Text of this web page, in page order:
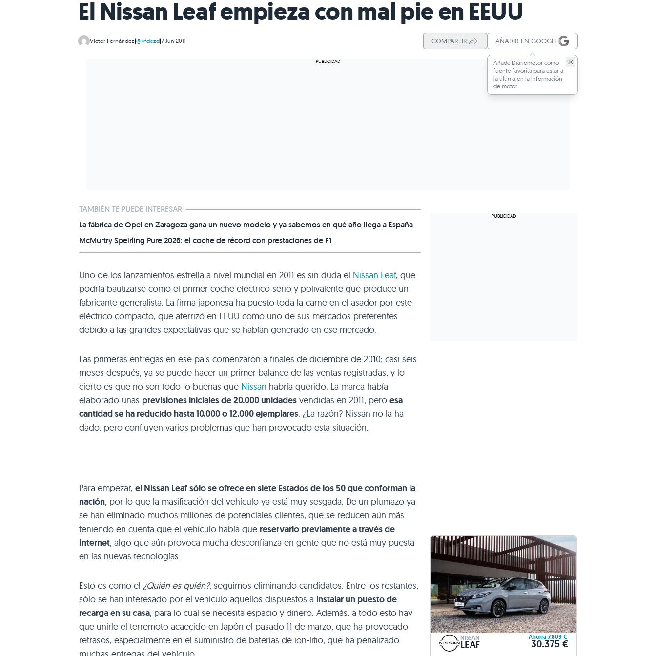
El Nissan Leaf empieza con mal pie en EEUU
Víctor Fernández|@vfdezd|7 Jun 2011 COMPARTIR AÑADIR EN GOOGLE
Añade Diariomotor como
fuente favorita para estar a
la última en la información
de motor.
TAMBIÉN TE PUEDE INTERESAR
La fábrica de Opel en Zaragoza gana un nuevo modelo y ya sabemos en qué año llega a España
McMurtry Speirling Pure 2026: el coche de récord con prestaciones de F1
Uno de los lanzamientos estrella a nivel mundial en 2011 es sin duda el Nissan Leaf, que
podría bautizarse como el primer coche eléctrico serio y polivalente que produce un
fabricante generalista. La firma japonesa ha puesto toda la carne en el asador por este
eléctrico compacto, que aterrizó en EEUU como uno de sus mercados preferentes
debido a las grandes expectativas que se habían generado en ese mercado.
Las primeras entregas en ese país comenzaron a finales de diciembre de 2010; casi seis
meses después, ya se puede hacer un primer balance de las ventas registradas, y lo
cierto es que no son todo lo buenas que Nissan habría querido. La marca había
elaborado unas previsiones iniciales de 20.000 unidades vendidas en 2011, pero esa
cantidad se ha reducido hasta 10.000 o 12.000 ejemplares. ¿La razón? Nissan no la ha
dado, pero confluyen varios problemas que han provocado esta situación.
Para empezar, el Nissan Leaf sólo se ofrece en siete Estados de los 50 que conforman la
nación, por lo que la masificación del vehículo ya está muy sesgada. De un plumazo ya
se han eliminado muchos millones de potenciales clientes, que se reducen aún más
teniendo en cuenta que el vehículo había que reservarlo previamente a través de
Internet, algo que aún provoca mucha desconfianza en gente que no está muy puesta
en las nuevas tecnologías.
Esto es como el ¿Quién es quién?, seguimos eliminando candidatos. Entre los restantes,
sólo se han interesado por el vehículo aquellos dispuestos a instalar un puesto de
recarga en su casa, para lo cual se necesita espacio y dinero. Además, a todo esto hay
que unirle el terremoto acaecido en Japón el pasado 11 de marzo, que ha provocado
retrasos, especialmente en el suministro de baterías de ion-litio, que ha penalizado
NISSAN
LEAF
Ahorra 7.809 €
30.375 €